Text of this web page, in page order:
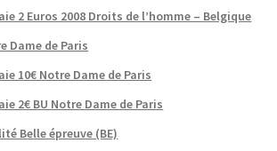
2 Euros 2008 Droits de l’homme – Belgique
Dame de Paris
10€ Notre Dame de Paris
2€ BU Notre Dame de Paris
Belle épreuve (BE)